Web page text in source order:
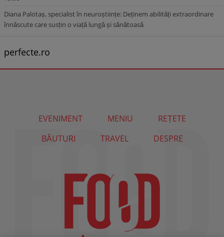
Diana Palotaș, specialist în neuroștiințe: Deținem abilități extraordinare
înnăscute care susțin o viață lungă și sănătoasă
perfecte.ro
EVENIMENT MENIU
REȚETE
BĂUTURI
TRAVEL DESPRE